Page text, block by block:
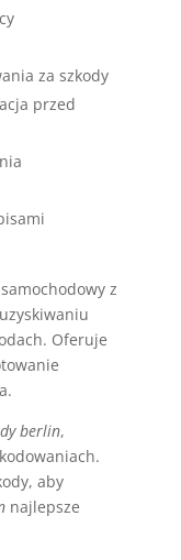
za szkody
przed
z
Oferuje
berlin,
aby
najlepsze